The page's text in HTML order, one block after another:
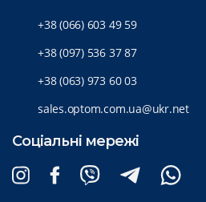
+38 (066) 603 49 59
+38 (097) 536 37 87
+38 (063) 973 60 03
sales.optom.com.ua@ukr.net
Соціальні мережі